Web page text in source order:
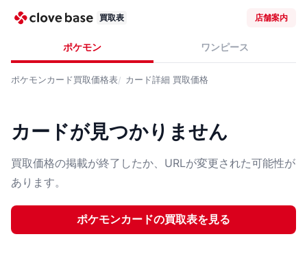
買取表 店舗案内
ポケモン ワンピース
ポケモンカード買取価格表 カード詳細 買取価格
カードが見つかりません
買取価格の掲載が終了したか、URLが変更された可能性が
あります。
ポケモンカードの買取表を見る